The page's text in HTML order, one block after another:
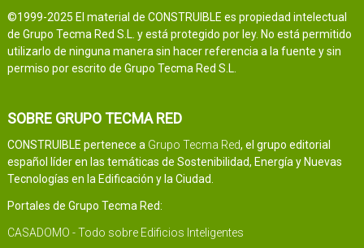
©1999-2025 El material de CONSTRUIBLE es propiedad intelectual
de Grupo Tecma Red S.L. y está protegido por ley. No está permitido
utilizarlo de ninguna manera sin hacer referencia a la fuente y sin
permiso por escrito de Grupo Tecma Red S.L.
SOBRE GRUPO TECMA RED
CONSTRUIBLE pertenece a Grupo Tecma Red, el grupo editorial
español líder en las temáticas de Sostenibilidad, Energía y Nuevas
Tecnologías en la Edificación y la Ciudad.
Portales de Grupo Tecma Red:
CASADOMO - Todo sobre Edificios Inteligentes